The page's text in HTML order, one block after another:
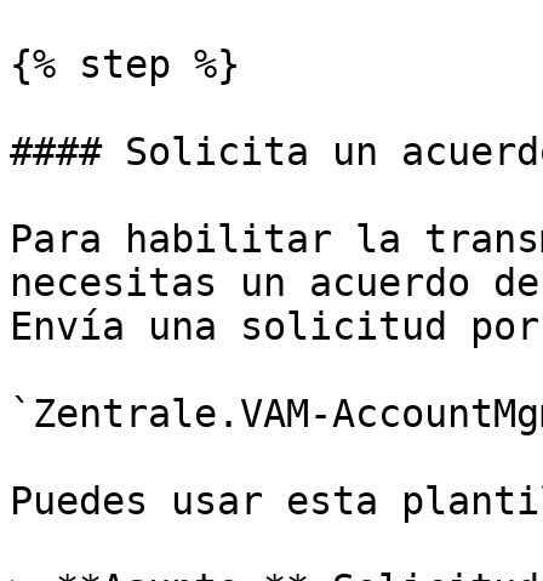
{% step %}
#### Solicita un
Para habilitar la
necesitas un acuerdo
Envía una solicitud
`Zentrale.VAM-
Puedes usar esta